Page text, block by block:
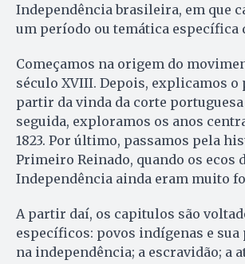
Independência brasileira, em que
um período ou temática específica
Começamos na origem do
século XVIII. Depois, explicamos o
partir da vinda da corte portuguesa
seguida, exploramos os anos
1823. Por último, passamos pela
Primeiro Reinado, quando os ecos
Independência ainda eram muito
A partir daí, os capitulos são
específicos: povos indígenas e
na independência; a escravidão; a